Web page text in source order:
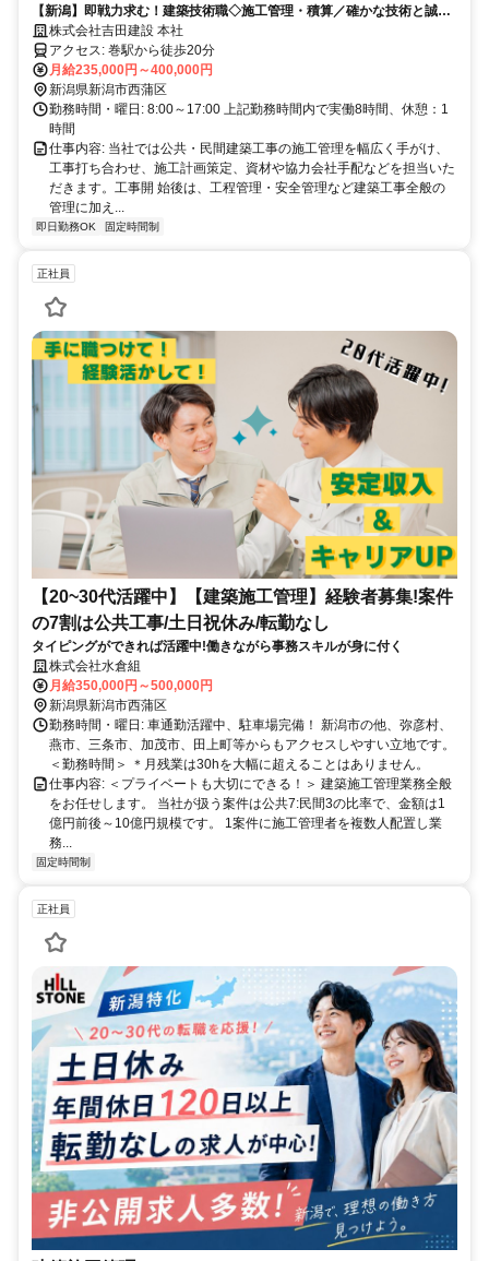
【新潟】即戦力求む！建築技術職◇施工管理・積算／確かな技術と誠実
なものづくりで支える建築施工／企画からアフタフォローまで一貫シス
テム／資格支援でさらなるキャリアアップ
株式会社吉田建設 本社
アクセス: 巻駅から徒歩20分
月給235,000円～400,000円
新潟県新潟市西蒲区
勤務時間・曜日: 8:00～17:00 上記勤務時間内で実働8時間、休憩：1
時間
仕事内容: 当社では公共・民間建築工事の施工管理を幅広く手がけ、
工事打ち合わせ、施工計画策定、資材や協力会社手配などを担当いた
だきます。工事開 始後は、工程管理・安全管理など建築工事全般の
管理に加え...
即日勤務OK 固定時間制
正社員
【20~30代活躍中】【建築施工管理】経験者募集!案件
の7割は公共工事/土日祝休み/転勤なし
タイピングができれば活躍中!働きながら事務スキルが身に付く
株式会社水倉組
月給350,000円～500,000円
新潟県新潟市西蒲区
勤務時間・曜日: 車通勤活躍中、駐車場完備！ 新潟市の他、弥彦村、
燕市、三条市、加茂市、田上町等からもアクセスしやすい立地です。
＜勤務時間＞ ＊月残業は30hを大幅に超えることはありません。
仕事内容: ＜プライベートも大切にできる！＞ 建築施工管理業務全般
をお任せします。 当社が扱う案件は公共7:民間3の比率で、金額は1
億円前後～10億円規模です。 1案件に施工管理者を複数人配置し業
務...
固定時間制
正社員